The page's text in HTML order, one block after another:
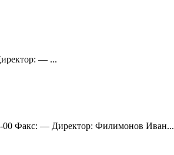
— ...
00 Факс: — Директор: Филимонов Иван...